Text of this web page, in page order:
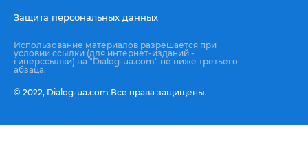
Защита персональных данных
Использование материалов разрешается при
условии ссылки (для интернет-изданий -
гиперссылки) на "Dialog-ua.com" не ниже третьего
абзаца.
© 2022, Dialog-ua.сom Все права защищены.